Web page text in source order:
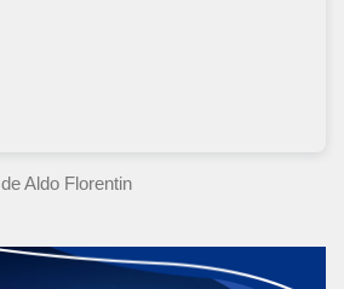
de Aldo Florentin